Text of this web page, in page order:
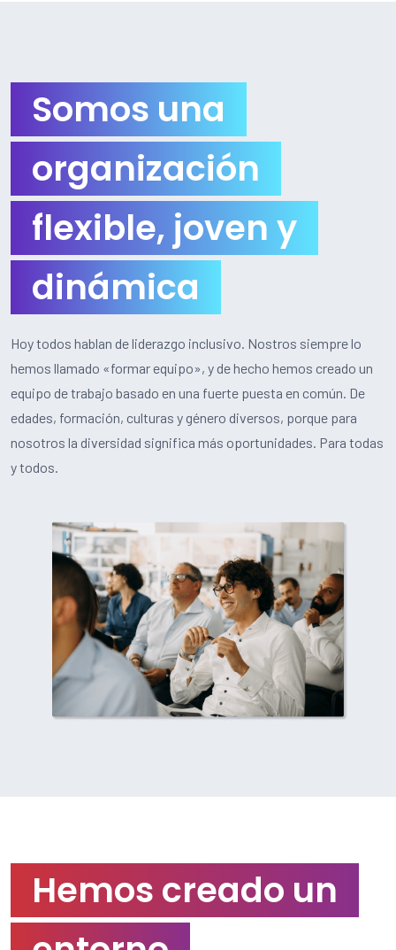
Somos una
organización
flexible, joven y
dinámica
Hoy todos hablan de liderazgo inclusivo. Nostros siempre lo
hemos llamado «formar equipo», y de hecho hemos creado un
equipo de trabajo basado en una fuerte puesta en común. De
edades, formación, culturas y género diversos, porque para
nosotros la diversidad significa más oportunidades. Para todas
y todos.
Hemos creado un